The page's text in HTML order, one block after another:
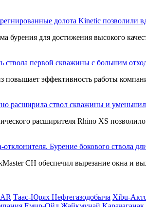
долота Kinetic позволили
бурения для достижения высокого
первой скважины с большим
повышает эффективность работы
расширила ствол скважины и
расширителя Rhino XS
отклонителя. Бурение бокового ствола
CH обеспечил вырезание окна и
Таас-Юрях Нефтегазодобыча Xibu-